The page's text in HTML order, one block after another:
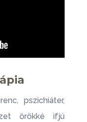
pszichiáter,
örökké ifjú